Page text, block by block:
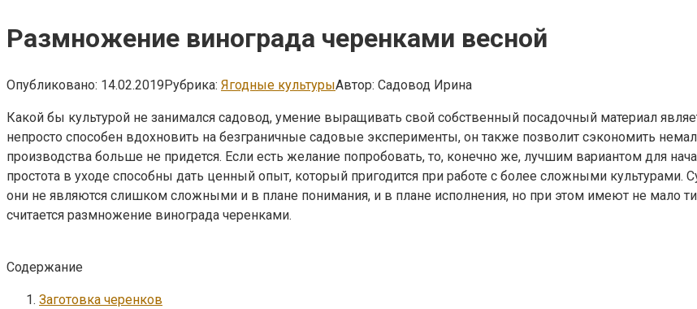
Размножение винограда черенками весной
Опубликовано: 14.02.2019Рубрика: Ягодные культурыАвтор: Садовод Ирина
Какой бы культурой не занимался садовод, умение выращивать свой собственный посадочный материал
непросто способен вдохновить на безграничные садовые эксперименты, он также позволит сэкономить
производства больше не придется. Если есть желание попробовать, то, конечно же, лучшим вариантом для
простота в уходе способны дать ценный опыт, который пригодится при работе с более сложными культурами.
они не являются слишком сложными и в плане понимания, и в плане исполнения, но при этом имеют не
считается размножение винограда черенками.
Содержание
Заготовка черенков